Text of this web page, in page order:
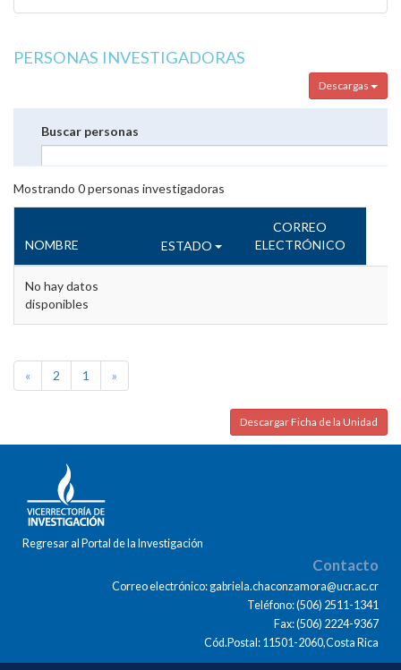
PERSONAS INVESTIGADORAS
Descargas
Buscar personas
Mostrando 0personas investigadoras
NOMBRE ESTADO
CORREO
ELECTRÓNICO
No hay datos
disponibles
« 2 1 »
Descargar Ficha de la Unidad
Regresar al Portal de la Investigación
Contacto
Correo electrónico: gabriela.chaconzamora@ucr.ac.cr
Teléfono: (506) 2511-1341
Fax: (506) 2224-9367
Cód.Postal: 11501-2060,Costa Rica